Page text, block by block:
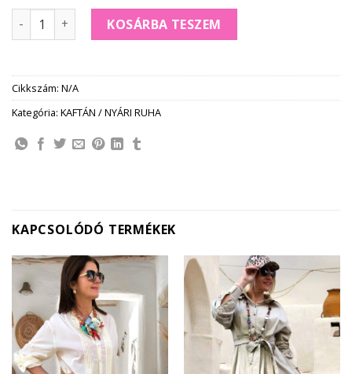
DARIA selyem HAGYMARUHA *verde* mennyiség
KOSÁRBA TESZEM
Cikkszám: N/A
Kategória: KAFTÁN / NYÁRI RUHA
KAPCSOLÓDÓ TERMÉKEK